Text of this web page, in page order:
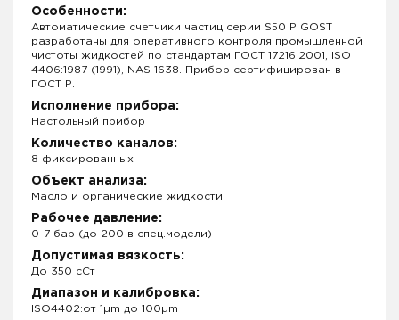
Особенности:
Автоматические счетчики частиц серии S50 P GOST
разработаны для оперативного контроля промышленной
чистоты жидкостей по стандартам ГОСТ 17216:2001, ISO
4406:1987 (1991), NAS 1638. Прибор сертифицирован в
ГОСТ Р.
Исполнение прибора:
Настольный прибор
Количество каналов:
8 фиксированных
Объект анализа:
Масло и органические жидкости
Рабочее давление:
0-7 бар (до 200 в спец.модели)
Допустимая вязкость:
До 350 сСт
Диапазон и калибровка:
ISO4402:от 1µm до 100µm